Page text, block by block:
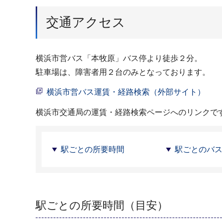
交通アクセス
横浜市営バス「本牧原」バス停より徒歩２分。
駐車場は、障害者用２台のみとなっております。
横浜市営バス運賃・経路検索（外部サイト）
横浜市交通局の運賃・経路検索ページへのリンクで
駅ごとの所要時間 駅ごとのバ
駅ごとの所要時間（目安）